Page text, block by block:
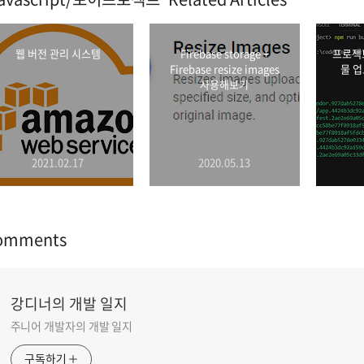
웹 버전 관리 시스템
2021.02.17
Firebase storage +
Firebase resize images
사용해보기
2020.05.13
프로
물
강디너의 개발 일지
주니어 개발자의 개발 일지
구독하기